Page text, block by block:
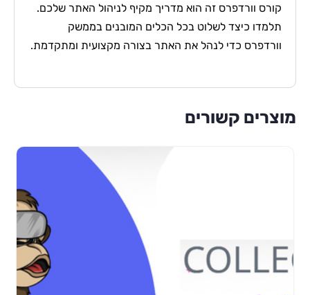
קורס וורדפרס זה הוא מדריך מקיף לניהול האתר שלכם.
תלמדו כיצד לשלוט בכל הכלים המובנים בממשק
וורדפרס כדי לנהל את האתר בצורה מקצועית ומתקדמת.
מוצרים קשורים